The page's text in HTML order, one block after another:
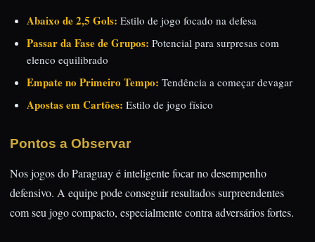
Abaixo de 2,5 Gols: Estilo de jogo focado na defesa
Passar da Fase de Grupos: Potencial para surpresas com
elenco equilibrado
Empate no Primeiro Tempo: Tendência a começar devagar
Apostas em Cartões: Estilo de jogo físico
Pontos a Observar
Nos jogos do Paraguay é inteligente focar no desempenho
defensivo. A equipe pode conseguir resultados surpreendentes
com seu jogo compacto, especialmente contra adversários fortes.